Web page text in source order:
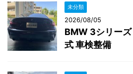
未分類
2026/08/05
BMW 3シリー
式 車検整備